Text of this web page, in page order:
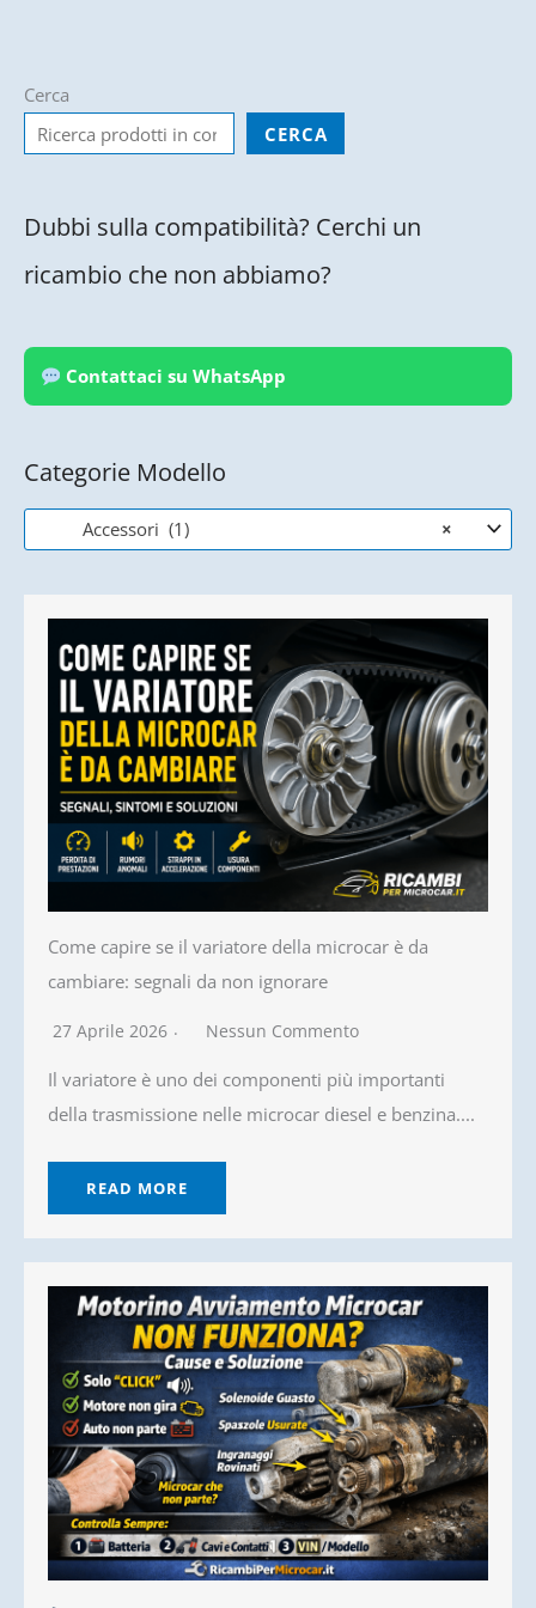
scelte
Cerca
CERCA
Dubbi sulla compatibilità? Cerchi un
ricambio che non abbiamo?
Contattaci su WhatsApp
Categorie Modello
×
Accessori (1)
Come capire se il variatore della microcar è da
cambiare: segnali da non ignorare
27 Aprile 2026 Nessun Commento
Il variatore è uno dei componenti più importanti
della trasmissione nelle microcar diesel e benzina....
READ MORE